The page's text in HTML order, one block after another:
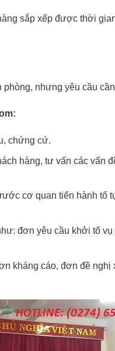
sắp xếp được thời
nhưng yêu cầu
chứng cứ.
hàng, tư vấn các vấn
cơ quan tiến hành tố
đơn yêu cầu khởi tố
kháng cáo, đơn đề nghị